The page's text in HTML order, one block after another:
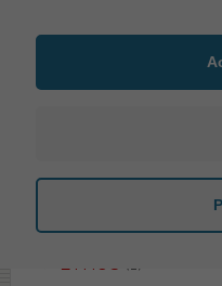
ETHOS (1)